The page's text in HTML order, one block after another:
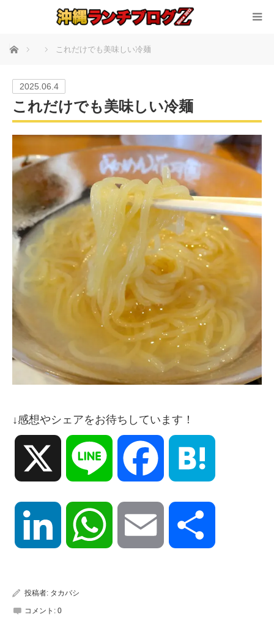
ホーム これだけでも美味しい冷麺
2025.06.4
これだけでも美味しい冷麺
↓感想やシェアをお待ちしています！
Line Facebook
LinkedIn WhatsApp Email
投稿者: タカバシ
コメント: 0